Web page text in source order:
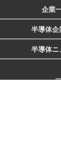
企業
半導体企
半導体ニ